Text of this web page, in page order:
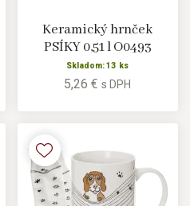
Keramický hrnček
PSÍKY 0,51 l O0493
Skladom: 13 ks
5,26 €s DPH